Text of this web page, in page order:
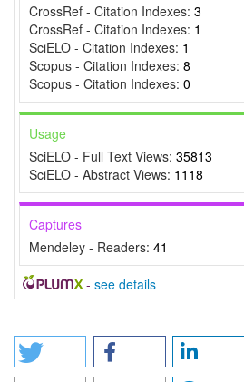
CrossRef - Citation Indexes: 3
CrossRef - Citation Indexes: 1
SciELO - Citation Indexes: 1
Scopus - Citation Indexes: 8
Scopus - Citation Indexes: 0
Usage
SciELO - Full Text Views: 35813
SciELO - Abstract Views: 1118
Captures
Mendeley - Readers: 41
- see details